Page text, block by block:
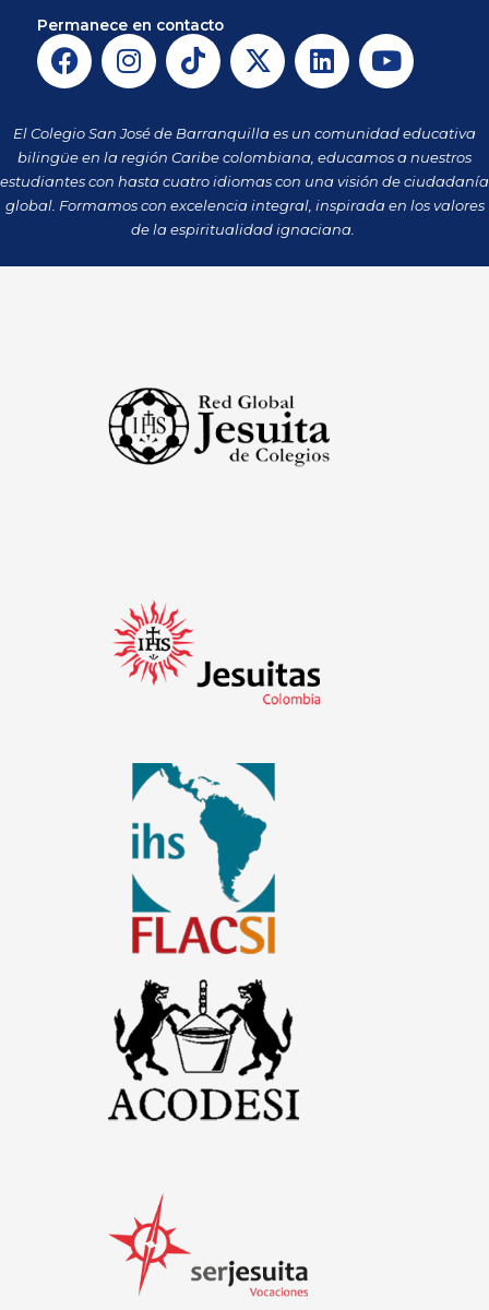
Permanece en contacto
F
a
e
b
o
o
I
n
t
a
g
r
a
m
T
i
t
o
k
X
-
w
i
t
t
e
r
L
i
k
e
d
i
n
Y
o
t
u
b
e
El Colegio San José de Barranquilla es un comunidad educativa
bilingüe en la región Caribe colombiana, educamos a nuestros
estudiantes con hasta cuatro idiomas con una visión de ciudadanía
global. Formamos con excelencia integral, inspirada en los valores
de la espiritualidad ignaciana.